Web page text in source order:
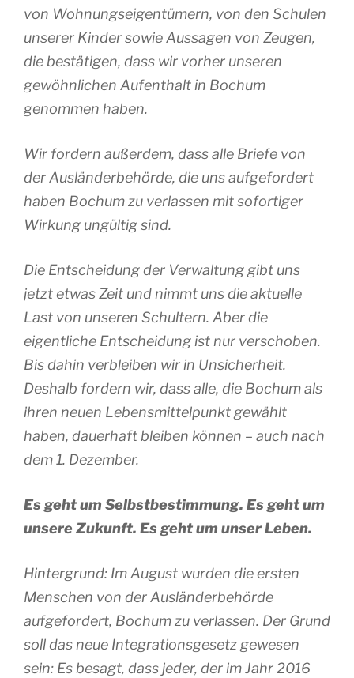
von Wohnungseigentümern, von den Schulen
unserer Kinder sowie Aussagen von Zeugen,
die bestätigen, dass wir vorher unseren
gewöhnlichen Aufenthalt in Bochum
genommen haben.
Wir fordern außerdem, dass alle Briefe von
der Ausländerbehörde, die uns aufgefordert
haben Bochum zu verlassen mit sofortiger
Wirkung ungültig sind.
Die Entscheidung der Verwaltung gibt uns
jetzt etwas Zeit und nimmt uns die aktuelle
Last von unseren Schultern. Aber die
eigentliche Entscheidung ist nur verschoben.
Bis dahin verbleiben wir in Unsicherheit.
Deshalb fordern wir, dass alle, die Bochum als
ihren neuen Lebensmittelpunkt gewählt
haben, dauerhaft bleiben können – auch nach
dem 1. Dezember.
Es geht um Selbstbestimmung. Es geht um
unsere Zukunft. Es geht um unser Leben.
Hintergrund: Im August wurden die ersten
Menschen von der Ausländerbehörde
aufgefordert, Bochum zu verlassen. Der Grund
soll das neue Integrationsgesetz gewesen
sein: Es besagt, dass jeder, der im Jahr 2016